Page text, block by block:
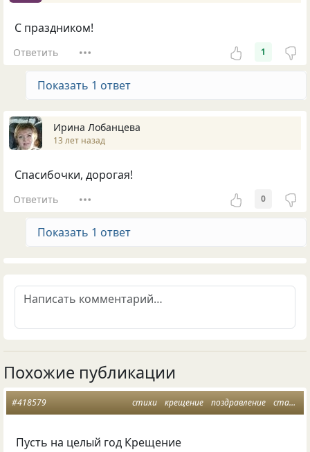
С праздником!
Ответить 1
Показать 1 ответ
Ирина Лобанцева
13 лет назад
Спасибочки, дорогая!
Ответить 0
Показать 1 ответ
Похожие публикации
стихи крещение поздравление статус
#418579
Пусть на целый год Крещение